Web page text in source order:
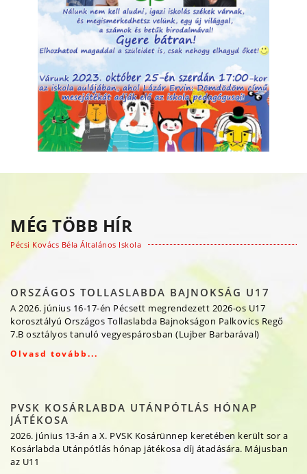
MÉG TÖBB HÍR
Pécsi Kovács Béla Általános Iskola
ORSZÁGOS TOLLASLABDA BAJNOKSÁG U17
A 2026. június 16-17-én Pécsett megrendezett 2026-os U17
korosztályú Országos Tollaslabda Bajnokságon Palkovics Regő
7.B osztályos tanuló vegyespárosban (Lujber Barbarával)
Olvasd tovább...
PVSK KOSÁRLABDA UTÁNPÓTLÁS HÓNAP
JÁTÉKOSA
2026. június 13-án a X. PVSK Kosárünnep keretében került sor a
Kosárlabda Utánpótlás hónap játékosa díj átadására. Májusban
az U11